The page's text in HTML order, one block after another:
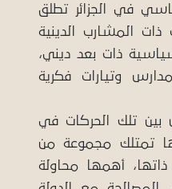
في الجزائر تطلق
المشارب الدينية
ذات بعد ديني،
وتيارات فكرية
بين تلك الحركات في
تمتلك مجموعة من
أهمها محاولة